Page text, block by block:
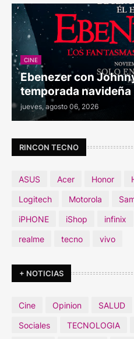
CINE
Ebenezer con
temporada navideña
jueves, agosto 06, 2026
RINCON TECNO
ASUS Acer Honor
Logitech
Motorola
iPHONE
iShop infinix
realme
tecno vivo
+ NOTICIAS
Cine Opinion SALUD
Sociales
TECNOLOGIA